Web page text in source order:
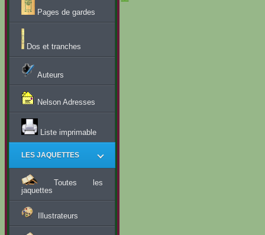
Pages de gardes
Dos et tranches
Auteurs
Nelson Adresses
Liste imprimable
LES JAQUETTES
Toutes les
jaquettes
Illustrateurs